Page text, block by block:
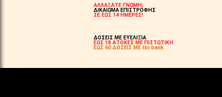
ΑΛΛΑΞΑΤΕ ΓΝΩΜΗ;
ΔΙΚΑΙΩΜΑ ΕΠΙΣΤΡΟΦΗΣ
ΣΕ ΕΩΣ 14 ΗΜΕΡΕΣ!
ΔΟΣΕΙΣ ΜΕ ΕΥΕΛΙΞΙΑ
ΕΩΣ 18 ΑΤΟΚΕΣ ΜΕ ΠΙΣΤΩΤΙΚΗ
ΕΩΣ 60 ΔΟΣΕΙΣ ΜΕ tbi bank